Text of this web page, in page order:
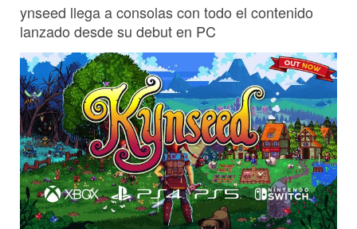
ynseed llega a consolas con todo el contenido
lanzado desde su debut en PC